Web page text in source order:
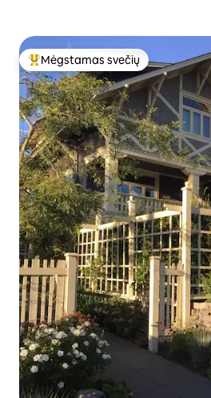
Svečių mėgstamiausias
Mėgstamas svečių